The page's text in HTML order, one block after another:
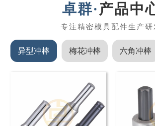
产品中
异型冲棒 梅花冲棒 六角冲棒